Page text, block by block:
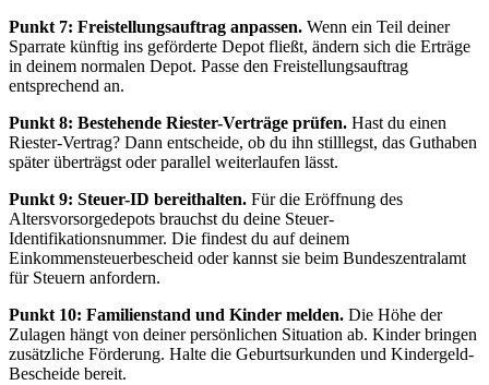
Punkt 7: Freistellungsauftrag anpassen. Wenn ein Teil deiner
Sparrate künftig ins geförderte Depot fließt, ändern sich die Erträge
in deinem normalen Depot. Passe den Freistellungsauftrag
entsprechend an.
Punkt 8: Bestehende Riester-Verträge prüfen. Hast du einen
Riester-Vertrag? Dann entscheide, ob du ihn stilllegst, das Guthaben
später überträgst oder parallel weiterlaufen lässt.
Punkt 9: Steuer-ID bereithalten. Für die Eröffnung des
Altersvorsorgedepots brauchst du deine Steuer-
Identifikationsnummer. Die findest du auf deinem
Einkommensteuerbescheid oder kannst sie beim Bundeszentralamt
für Steuern anfordern.
Punkt 10: Familienstand und Kinder melden. Die Höhe der
Zulagen hängt von deiner persönlichen Situation ab. Kinder bringen
zusätzliche Förderung. Halte die Geburtsurkunden und Kindergeld-
Bescheide bereit.